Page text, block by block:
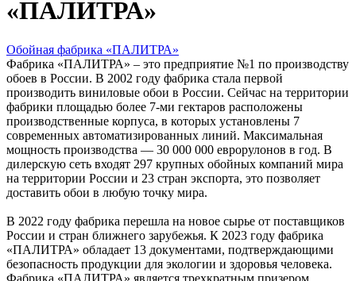
«ПАЛИТРА»
Обойная фабрика «ПАЛИТРА»
Фабрика «ПАЛИТРА» – это предприятие №1 по производству
обоев в России. В 2002 году фабрика стала первой
производить виниловые обои в России. Сейчас на территории
фабрики площадью более 7-ми гектаров расположены
производственные корпуса, в которых установлены 7
современных автоматизированных линий. Максимальная
мощность производства — 30 000 000 еврорулонов в год. В
дилерскую сеть входят 297 крупных обойных компаний мира
на территории России и 23 стран экспорта, это позволяет
доставить обои в любую точку мира.
В 2022 году фабрика перешла на новое сырье от поставщиков
России и стран ближнего зарубежья. К 2023 году фабрика
«ПАЛИТРА» обладает 13 документами, подтверждающими
безопасность продукции для экологии и здоровья человека.
Фабрика «ПАЛИТРА» является трехкратным призером